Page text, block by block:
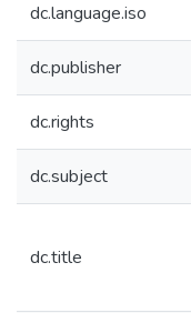
dc.language.iso
dc.publisher
dc.rights
dc.subject
dc.title